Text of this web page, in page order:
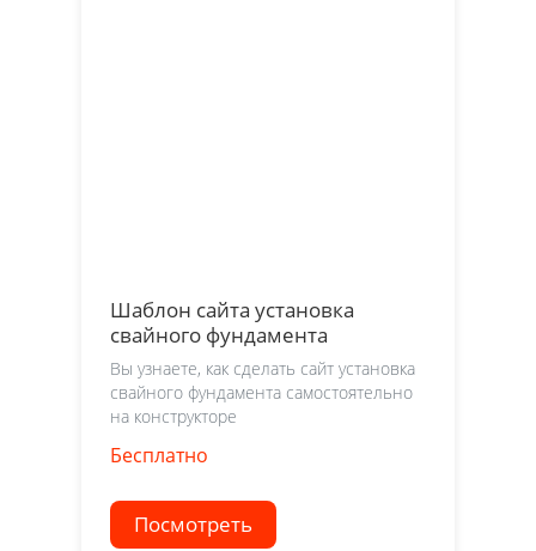
Шаблон сайта установка
свайного фундамента
Вы узнаете, как сделать сайт установка
свайного фундамента самостоятельно
на конструкторе
Бесплатно
Посмотреть